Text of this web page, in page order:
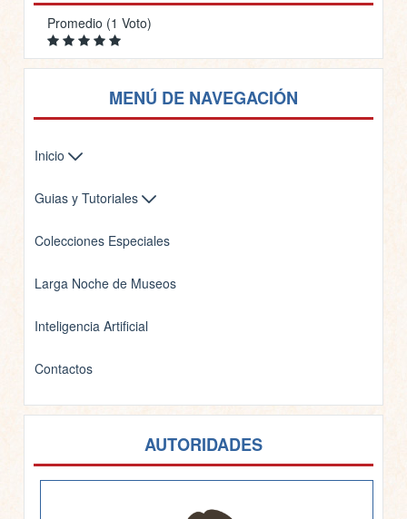
Promedio (1 Voto)
MENÚ DE NAVEGACIÓN
Inicio
Guias y Tutoriales
Colecciones Especiales
Larga Noche de Museos
Inteligencia Artificial
Contactos
AUTORIDADES